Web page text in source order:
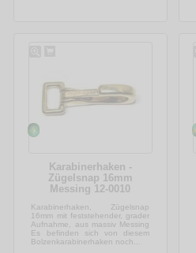
Karabinerhaken -
Zügelsnap 16mm
Messing 12-0010
Karabinerhaken, Zügelsnap
16mm mit feststehender, grader
Aufnahme, aus massiv Messing
Es befinden sich von diesem
Bolzenkarabinerhaken noch...